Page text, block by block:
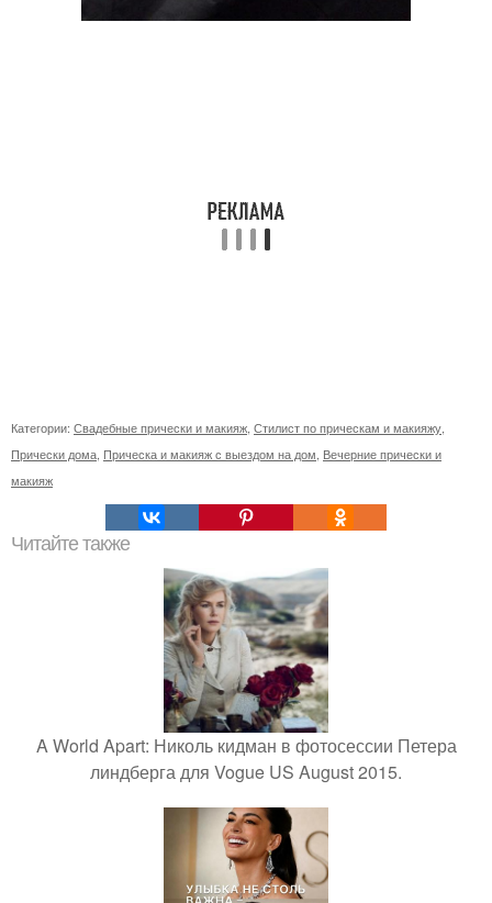
Категории: Свадебные прически и макияж Стилист по прическам и макияжу
Прически дома Прическа и макияж с выездом на дом Вечерние прически и
макияж
Читайте также
A World Apart: Николь кидман в фотосессии Петера
линдберга для Vogue US August 2015.